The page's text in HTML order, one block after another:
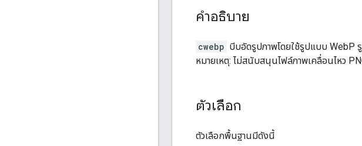
คำอธิบาย
cwebp บีบอัดรูปภาพโดยใช้รูปแบบ WebP
หมายเหตุ: ไม่สนับสนุนไฟล์ภาพเคลื่อนไหว
ตัวเลือก
ตัวเลือกพื้นฐานมีดังนี้